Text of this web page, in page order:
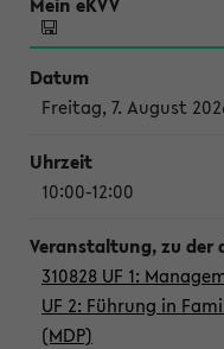
Freitag, 7. August
10:00-12:00
310828 UF 1:
UF 2: Führung in
(MDP)